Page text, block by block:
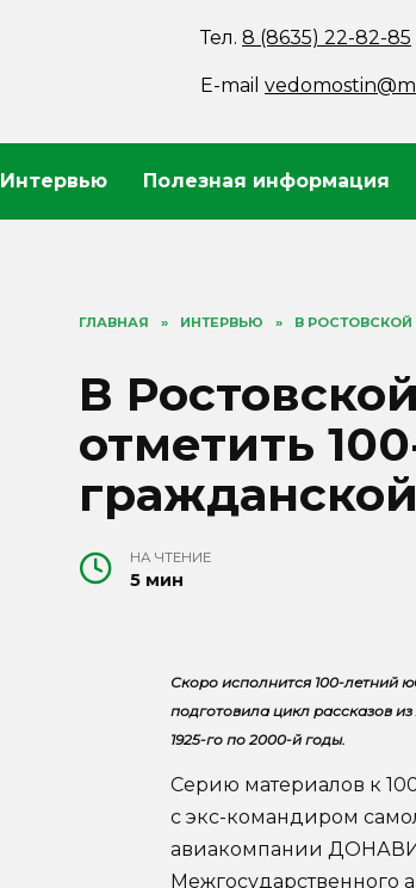
Тел.8 (8635) 22-82-85
E-mail
Интервью Полезная информация
ГЛАВНАЯ » ИНТЕРВЬЮ » В
В
отметить
НА ЧТЕНИЕ
5 мин
Скоро исполнится 100-летний
подготовила цикл рассказов
1925-го по 2000-й годы.
Серию материалов к
с экс-командиром
авиакомпании
Межгосударственного